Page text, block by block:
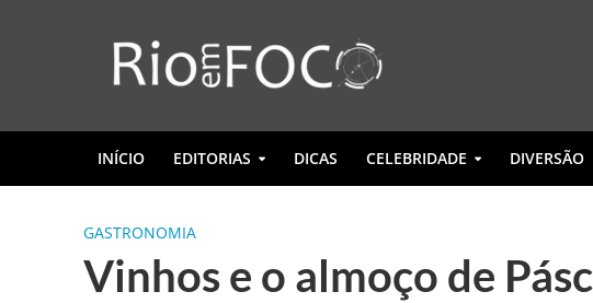
INÍCIO EDITORIAS DICAS CELEBRIDADE DIVERSÃO
GASTRONOMIA
Vinhos e o almoço de